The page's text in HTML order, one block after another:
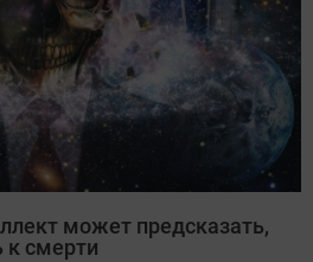
может предсказать,
к смерти